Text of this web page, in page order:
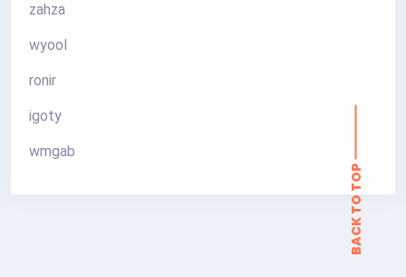
zahza
wyool
ronir
igoty
wmgab BACK TO TOP